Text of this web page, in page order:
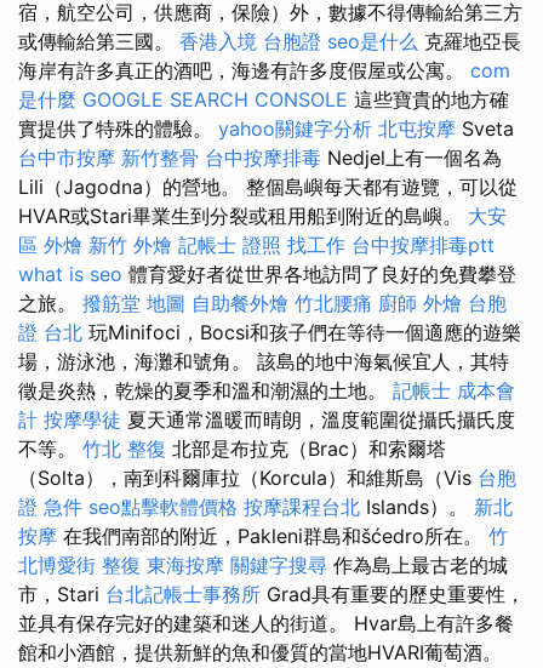
宿，航空公司，供應商，保險）外，數據不得傳輸給第三方
或傳輸給第三國。 香港入境 台胞證 seo是什么 克羅地亞長
海岸有許多真正的酒吧，海邊有許多度假屋或公寓。 com
是什麼 GOOGLE SEARCH CONSOLE 這些寶貴的地方確
實提供了特殊的體驗。 yahoo關鍵字分析 北屯按摩 Sveta
台中市按摩 新竹整骨 台中按摩排毒 Nedjel上有一個名為
Lili（Jagodna）的營地。 整個島嶼每天都有遊覽，可以從
HVAR或Stari畢業生到分裂或租用船到附近的島嶼。 大安
區 外燴 新竹 外燴 記帳士 證照 找工作 台中按摩排毒ptt
what is seo 體育愛好者從世界各地訪問了良好的免費攀登
之旅。 撥筋堂 地圖 自助餐外燴 竹北腰痛 廚師 外燴 台胞
證 台北 玩Minifoci，Bocsi和孩子們在等待一個適應的遊樂
場，游泳池，海灘和號角。 該島的地中海氣候宜人，其特
徵是炎熱，乾燥的夏季和溫和潮濕的土地。 記帳士 成本會
計 按摩學徒 夏天通常溫暖而晴朗，溫度範圍從攝氏攝氏度
不等。 竹北 整復 北部是布拉克（Brac）和索爾塔
（Solta），南到科爾庫拉（Korcula）和維斯島（Vis 台胞
證 急件 seo點擊軟體價格 按摩課程台北 Islands）。 新北
按摩 在我們南部的附近，Pakleni群島和šćedro所在。 竹
北博愛街 整復 東海按摩 關鍵字搜尋 作為島上最古老的城
市，Stari 台北記帳士事務所 Grad具有重要的歷史重要性，
並具有保存完好的建築和迷人的街道。 Hvar島上有許多餐
館和小酒館，提供新鮮的魚和優質的當地HVARI葡萄酒。